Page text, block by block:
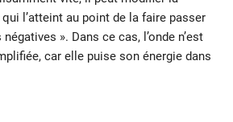
qui l’atteint au point de la faire passer
». Dans ce cas, l’onde n’est
car elle puise son énergie dans